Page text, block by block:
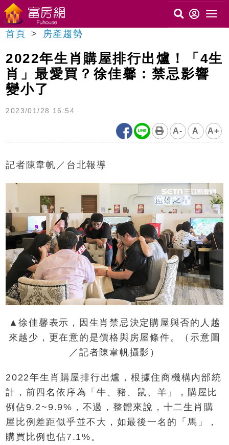
首頁 房產趨勢
2022年生肖購屋排行出爐！「4生
肖」最愛買？徐佳馨：禁忌影響
變小了
2023/01/28 16:54
A- A A+
記者陳韋帆／台北報導
▲徐佳馨表示，因生肖禁忌決定購屋與否的人越
來越少，更在意的是價格與房屋條件。（示意圖
／記者陳韋帆攝影）
2022年生肖購屋排行出爐，根據住商機構內部統
計，前四名依序為「牛、豬、鼠、羊」，購屋比
例佔9.2~9.9%，不過，整體來說，十二生肖購
屋比例差距似乎並不大，如最後一名的「馬」，
購買比例也佔7.1%。